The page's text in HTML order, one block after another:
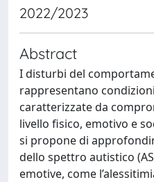
2022/2023
Abstract
I disturbi del
rappresentano
caratterizzate da
livello fisico, emotivo e
si propone di
dello spettro autistico
emotive, come